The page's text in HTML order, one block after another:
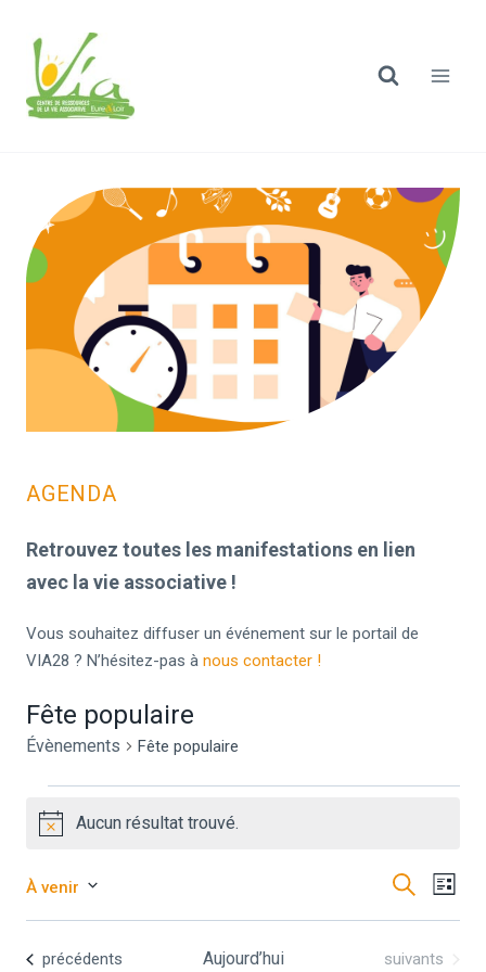
AGENDA
Retrouvez toutes les manifestations en lien
avec la vie associative !
Vous souhaitez diffuser un événement sur le portail de
VIA28 ? N’hésitez-pas à nous contacter !
Fête populaire
Évènements Fête populaire
NoticeAucun résultat trouvé.
Recherche
de
Liste
À venir
Sélectionnez
Évènements
précédents Aujourd’hui Évènements
suivants